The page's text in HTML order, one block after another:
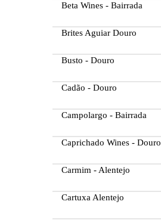
Beta Wines - Bairrada
Brites Aguiar Douro
Busto - Douro
Cadão - Douro
Campolargo - Bairrada
Caprichado Wines - Douro
Carmim - Alentejo
Cartuxa Alentejo